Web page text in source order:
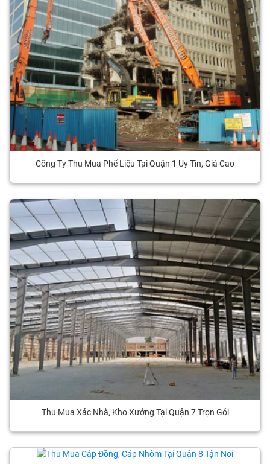
Công Ty Thu Mua Phế Liệu Tại Quận 1 Uy Tín, Giá Cao
Thu Mua Xác Nhà, Kho Xưởng Tại Quận 7 Trọn Gói